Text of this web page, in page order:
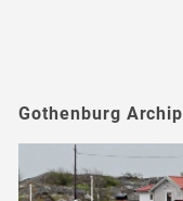
Gothenburg